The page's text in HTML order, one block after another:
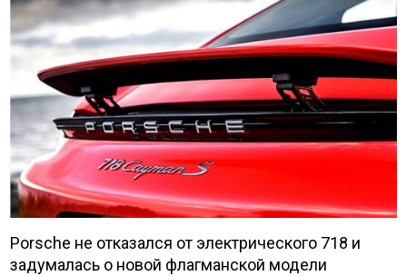
Porsche не отказался от электрического 718 и
задумалась о новой флагманской модели